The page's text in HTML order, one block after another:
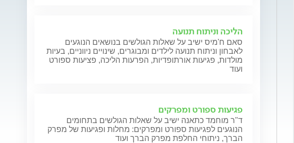
הליכה וניתוח תנועה
סאם ח'מיס ישיב על שאלות הגולשים בנושאים הנוגעים
לאבחון וניתוח תנועה לילדים ומבוגרים, שינויים ניווניים, בעיות
מולדות, פגיעות אורתופדיות, הפרעות הליכה, פציעות ספורט
ועוד
פגיעות ספורט ומפרקים
ד"ר מוחמד כתאנה ישיב על שאלות הגולשים בתחומים
הנוגעים לפגיעות ספורט ומפרקים: מחלות ופגיעות של מפרק
הברך, ניתוחי החלפת מפרק הברך ועוד